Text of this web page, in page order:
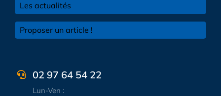
Les actualités
Proposer un article !
02 97 64 54 22
Lun-Ven :